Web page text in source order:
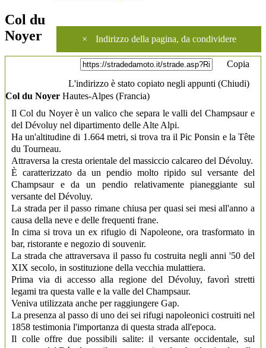
× Indirizzo della pagina, da condividere
Copia
L'indirizzo è stato copiato negli appunti (Chiudi)
Col du
Noyer
Col du Noyer Hautes-Alpes (Francia)
Il Col du Noyer è un valico che separa le valli del Champsaur e
del Dévoluy nel dipartimento delle Alte Alpi.
Ha un'altitudine di 1.664 metri, si trova tra il Pic Ponsin e la Tête
du Tourneau.
Attraversa la cresta orientale del massiccio calcareo del Dévoluy.
È caratterizzato da un pendio molto ripido sul versante del
Champsaur e da un pendio relativamente pianeggiante sul
versante del Dévoluy.
La strada per il passo rimane chiusa per quasi sei mesi all'anno a
causa della neve e delle frequenti frane.
In cima si trova un ex rifugio di Napoleone, ora trasformato in
bar, ristorante e negozio di souvenir.
La strada che attraversava il passo fu costruita negli anni '50 del
XIX secolo, in sostituzione della vecchia mulattiera.
Prima via di accesso alla regione del Dévoluy, favorì stretti
legami tra questa valle e la valle del Champsaur.
Veniva utilizzata anche per raggiungere Gap.
La presenza al passo di uno dei sei rifugi napoleonici costruiti nel
1858 testimonia l'importanza di questa strada all'epoca.
Il colle offre due possibili salite: il versante occidentale, sul